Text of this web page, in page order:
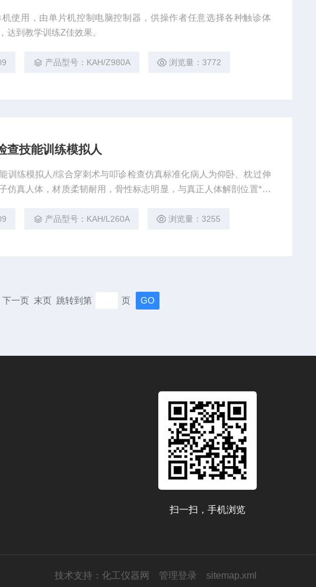
使用，由单片机控制电脑控制器，供操作者任意选择各种触诊体
达到教学训练Z佳效果。
产品型号：KAH/Z980A 浏览量：3772
查技能训练模拟人
训练模拟人/综合穿刺术与叩诊检查仿真标准化病人为仰卧、枕过伸
仿真人体，材质柔韧耐用，骨性标志明显，与真正人体解剖位置*，
人两大部分。产品型号：KAH/L260A 浏览量：3255
一页 末页 跳转到第 页
扫一扫，手机浏览
技术支持： 化工仪器网 管理登录 sitemap.xml